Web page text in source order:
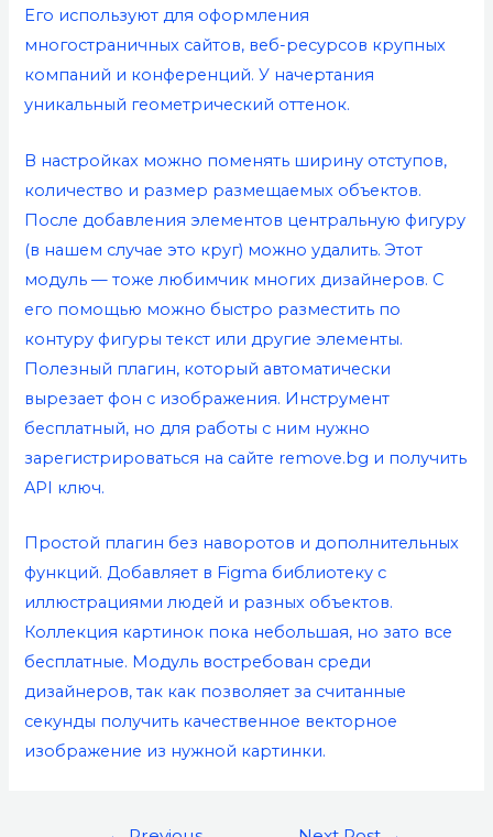
Его используют для оформления
многостраничных сайтов, веб-ресурсов крупных
компаний и конференций. У начертания
уникальный геометрический оттенок.
В настройках можно поменять ширину отступов,
количество и размер размещаемых объектов.
После добавления элементов центральную фигуру
(в нашем случае это круг) можно удалить. Этот
модуль — тоже любимчик многих дизайнеров. С
его помощью можно быстро разместить по
контуру фигуры текст или другие элементы.
Полезный плагин, который автоматически
вырезает фон с изображения. Инструмент
бесплатный, но для работы с ним нужно
зарегистрироваться на сайте remove.bg и получить
API ключ.
Простой плагин без наворотов и дополнительных
функций. Добавляет в Figma библиотеку с
иллюстрациями людей и разных объектов.
Коллекция картинок пока небольшая, но зато все
бесплатные. Модуль востребован среди
дизайнеров, так как позволяет за считанные
секунды получить качественное векторное
изображение из нужной картинки.